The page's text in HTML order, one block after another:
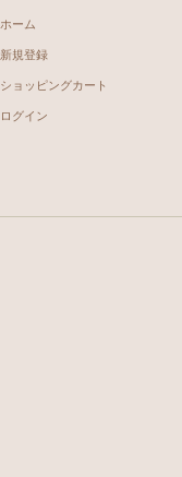
ホーム
新規登録
ショッピングカート
ログイン